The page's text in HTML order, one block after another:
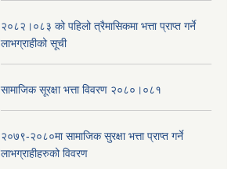
२०८२।०८३ को पहिलो त्रैमासिकमा भत्ता प्राप्‍त गर्ने
लाभग्राहीको सूची
सामाजिक सूरक्षा भत्ता विवरण २०८०।०८१
२०७९-२०८०मा सामाजिक सुरक्षा भत्ता प्राप्त गर्ने
लाभग्राहीहरुको विवरण